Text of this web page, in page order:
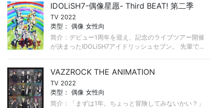
动！
IDOLiSH7-偶像星愿- Third BEAT! 第二季
TV 2022
类型：偶像 女性向
简介：デビュー1周年を迎え、記念のライブツアー開催
が決まったIDOLiSH7アイドリッシュセブン。 先輩であ
た ...
VAZZROCK THE ANIMATION
TV 2022
类型：偶像 女性向
简介：「まずは1年。ちょっと冒険してみないかい？」